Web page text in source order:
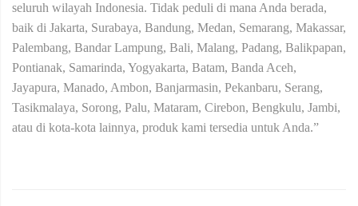
seluruh wilayah Indonesia. Tidak peduli di mana Anda berada,
baik di Jakarta, Surabaya, Bandung, Medan, Semarang, Makassar,
Palembang, Bandar Lampung, Bali, Malang, Padang, Balikpapan,
Pontianak, Samarinda, Yogyakarta, Batam, Banda Aceh,
Jayapura, Manado, Ambon, Banjarmasin, Pekanbaru, Serang,
Tasikmalaya, Sorong, Palu, Mataram, Cirebon, Bengkulu, Jambi,
atau di kota-kota lainnya, produk kami tersedia untuk Anda.”